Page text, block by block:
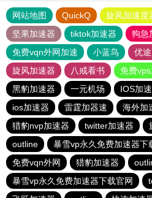
网站地图 QuickQ 旋风加速度
坚果加速器
tiktok加速器
狗急
免费vqn外网加速
小蓝鸟 优
旋风加速器
八戒看书
免费
黑豹加速器
一元机场 IOS加
ios加速器
雷霆加器速
海外加
猎豹nvp加速器
twitter加速器
outline
暴雪vp永久免费加速器下
免费vqn外网
猎豹加速器
暴雪vp永久免费加速器下载官网